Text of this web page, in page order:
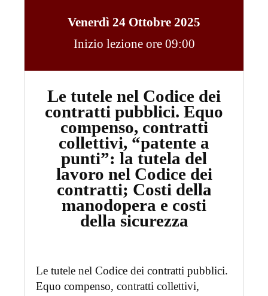
Venerdì 24 Ottobre 2025
Inizio lezione ore 09:00
Le tutele nel Codice dei
contratti pubblici. Equo
compenso, contratti
collettivi, “patente a
punti”: la tutela del
lavoro nel Codice dei
contratti; Costi della
manodopera e costi
della sicurezza
Le tutele nel Codice dei contratti pubblici.
Equo compenso, contratti collettivi,